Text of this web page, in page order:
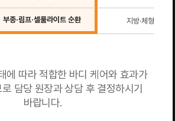
부종·림프·셀룰라이트 순환 지방·체형 윤곽
에 따라 적합한 바디 케어와 효과가
담당 원장과 상담 후 결정하시기
바랍니다.